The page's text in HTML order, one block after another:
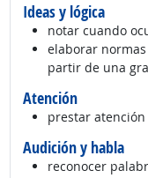
Ideas y lógica
notar cuando
elaborar
partir de una
Atención
prestar
Audición y habla
reconocer